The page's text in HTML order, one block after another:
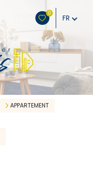
0
FR
APPARTEMENT